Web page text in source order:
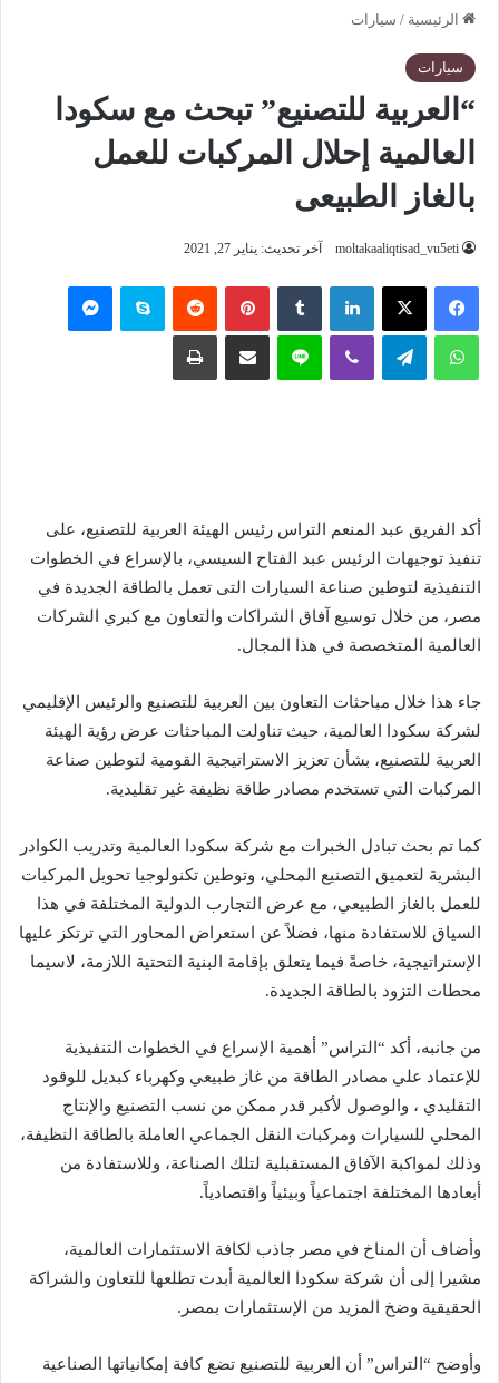
الرئيسية / سيارات
سيارات
“العربية للتصنيع” تبحث مع سكودا
العالمية إحلال المركبات للعمل
بالغاز الطبيعى
moltakaaliqtisad_vu5eti آخر تحديث: يناير 27, 2021
فيسبوك ‫X لينكدإن بينتيريست سكايب
واتساب تيلقرام لاين
أكد الفريق عبد المنعم التراس رئيس الهيئة العربية للتصنيع، على
تنفيذ توجيهات الرئيس عبد الفتاح السيسي، بالإسراع في الخطوات
التنفيذية لتوطين صناعة السيارات التى تعمل بالطاقة الجديدة في
مصر، من خلال توسيع آفاق الشراكات والتعاون مع كبري الشركات
العالمية المتخصصة في هذا المجال.
جاء هذا خلال مباحثات التعاون بين العربية للتصنيع والرئيس الإقليمي
لشركة سكودا العالمية، حيث تناولت المباحثات عرض رؤية الهيئة
العربية للتصنيع، بشأن تعزيز الاستراتيجية القومية لتوطين صناعة
المركبات التي تستخدم مصادر طاقة نظيفة غير تقليدية.
كما تم بحث تبادل الخبرات مع شركة سكودا العالمية وتدريب الكوادر
البشرية لتعميق التصنيع المحلي، وتوطين تكنولوجيا تحويل المركبات
للعمل بالغاز الطبيعي، مع عرض التجارب الدولية المختلفة في هذا
السياق للاستفادة منها، فضلاً عن استعراض المحاور التي ترتكز عليها
الإستراتيجية، خاصةً فيما يتعلق بإقامة البنية التحتية اللازمة، لاسيما
محطات التزود بالطاقة الجديدة.
من جانبه، أكد “التراس” أهمية الإسراع في الخطوات التنفيذية
للإعتماد علي مصادر الطاقة من غاز طبيعي وكهرباء كبديل للوقود
التقليدي ، والوصول لأكبر قدر ممكن من نسب التصنيع والإنتاج
المحلي للسيارات ومركبات النقل الجماعي العاملة بالطاقة النظيفة،
وذلك لمواكبة الآفاق المستقبلية لتلك الصناعة، وللاستفادة من
أبعادها المختلفة اجتماعياً وبيئياً واقتصادياً.
وأضاف أن المناخ في مصر جاذب لكافة الاستثمارات العالمية،
مشيرا إلى أن شركة سكودا العالمية أبدت تطلعها للتعاون والشراكة
الحقيقية وضخ المزيد من الإستثمارات بمصر.
وأوضح “التراس” أن العربية للتصنيع تضع كافة إمكانياتها الصناعية